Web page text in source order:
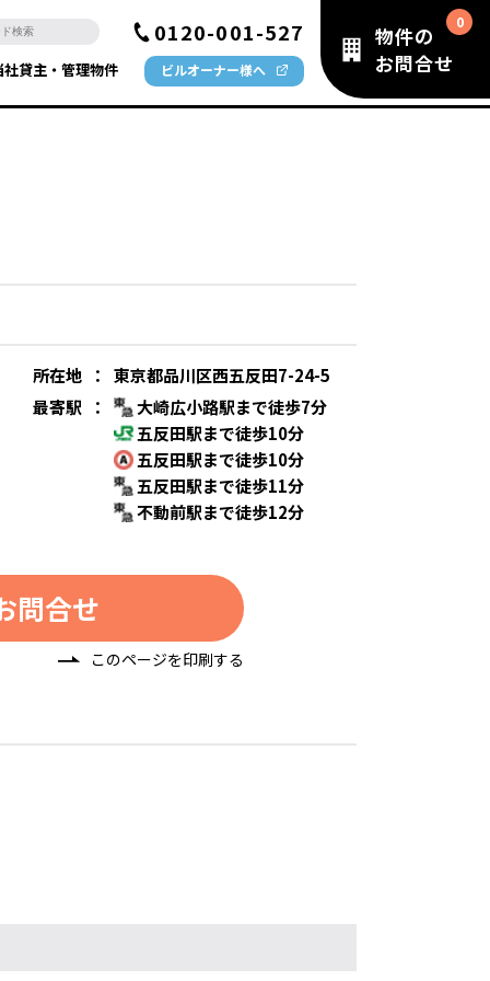
0120-001-527
社貸主・管理物件 ビルオーナー様へ
物件の
お問合せ
所在地 ：
東京都品川区西五反田7-24-5
最寄駅
：
大崎広小路駅まで徒歩7分
五反田駅まで徒歩10分
五反田駅まで徒歩10分
五反田駅まで徒歩11分
不動前駅まで徒歩12分
問合せ
このページを印刷する